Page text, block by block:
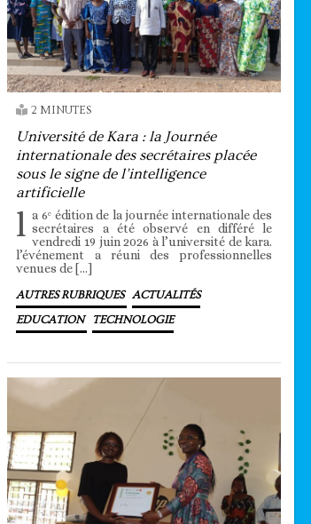
2 MINUTES
Université de Kara : la Journée
internationale des secrétaires placée
sous le signe de l’intelligence
artificielle
l a 6ᵉ édition de la journée internationale des
secrétaires a été observé en différé le
vendredi 19 juin 2026 à l’université de kara.
l’événement a réuni des professionnelles
venues de […]
AUTRES RUBRIQUES ACTUALITÉS
EDUCATION TECHNOLOGIE